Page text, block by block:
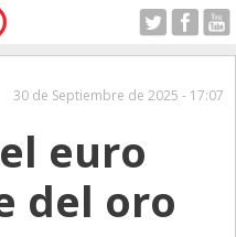
30 de Septiembre de 2025 - 17:07
euro
del oro